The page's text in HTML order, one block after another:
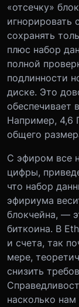
«отсечку»
игнорировать
сохранять
плюс набор
полной
подлинности
диске. Это
обеспечивает
Например, 4,6
общего
С эфиром все
цифры,
что набор
эфириума
блокчейна, —
биткоина. В
и счета, так
мере,
снизить
насколько нам